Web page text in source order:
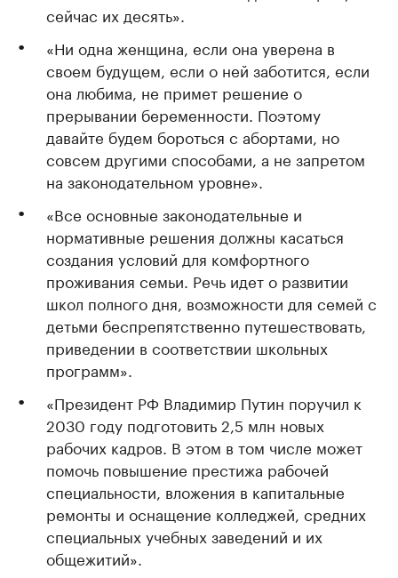
сейчас их десять».
«Ни одна женщина, если она уверена в
своем будущем, если о ней заботится, если
она любима, не примет решение о
прерывании беременности. Поэтому
давайте будем бороться с абортами, но
совсем другими способами, а не запретом
на законодательном уровне».
«Все основные законодательные и
нормативные решения должны касаться
создания условий для комфортного
проживания семьи. Речь идет о развитии
школ полного дня, возможности для семей с
детьми беспрепятственно путешествовать,
приведении в соответствии школьных
программ».
«Президент РФ Владимир Путин поручил к
2030 году подготовить 2,5 млн новых
рабочих кадров. В этом в том числе может
помочь повышение престижа рабочей
специальности, вложения в капитальные
ремонты и оснащение колледжей, средних
специальных учебных заведений и их
общежитий».